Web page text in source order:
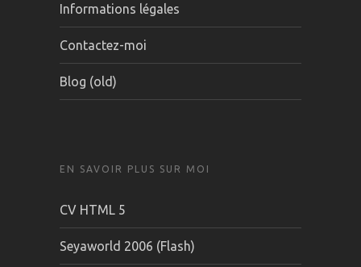
Informations légales
Contactez-moi
Blog (old)
EN SAVOIR PLUS SUR MOI
CV HTML 5
Seyaworld 2006 (Flash)